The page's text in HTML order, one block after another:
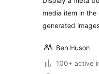
media item in
generated
Ben Huson
100+ active